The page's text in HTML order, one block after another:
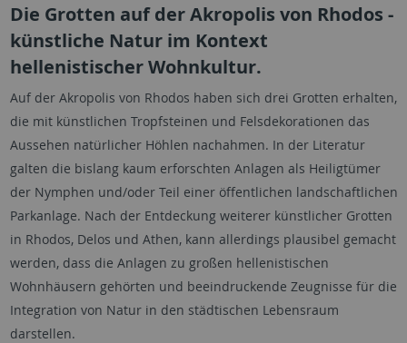
Die Grotten auf der Akropolis von Rhodos -
künstliche Natur im Kontext
hellenistischer Wohnkultur.
Auf der Akropolis von Rhodos haben sich drei Grotten erhalten,
die mit künstlichen Tropfsteinen und Felsdekorationen das
Aussehen natürlicher Höhlen nachahmen. In der Literatur
galten die bislang kaum erforschten Anlagen als Heiligtümer
der Nymphen und/oder Teil einer öffentlichen landschaftlichen
Parkanlage. Nach der Entdeckung weiterer künstlicher Grotten
in Rhodos, Delos und Athen, kann allerdings plausibel gemacht
werden, dass die Anlagen zu großen hellenistischen
Wohnhäusern gehörten und beeindruckende Zeugnisse für die
Integration von Natur in den städtischen Lebensraum
darstellen.